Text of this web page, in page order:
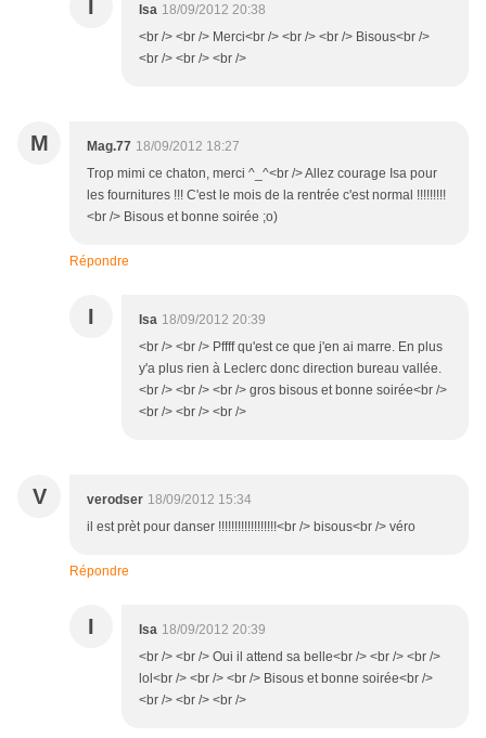
I Isa 18/09/2012 20:38
<br /> <br /> Merci<br /> <br /> <br /> Bisous<br />
<br /> <br /> <br />
M Mag.77 18/09/2012 18:27
Trop mimi ce chaton, merci ^_^<br /> Allez courage Isa pour
les fournitures !!! C'est le mois de la rentrée c'est normal !!!!!!!!!
<br /> Bisous et bonne soirée ;o)
Répondre
I Isa 18/09/2012 20:39
<br /> <br /> Pffff qu'est ce que j'en ai marre. En plus
y'a plus rien à Leclerc donc direction bureau vallée.
<br /> <br /> <br /> gros bisous et bonne soirée<br />
<br /> <br /> <br />
V verodser 18/09/2012 15:34
il est prèt pour danser !!!!!!!!!!!!!!!!!!<br /> bisous<br /> véro
Répondre
I Isa 18/09/2012 20:39
<br /> <br /> Oui il attend sa belle<br /> <br /> <br />
lol<br /> <br /> <br /> Bisous et bonne soirée<br />
<br /> <br /> <br />